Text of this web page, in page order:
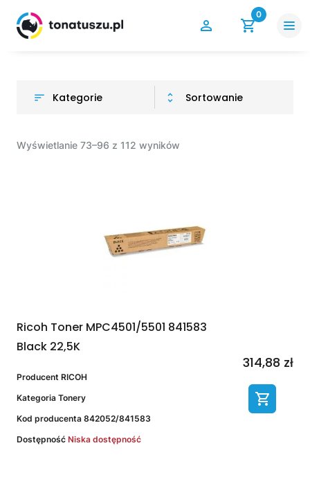
0
Kategorie Sortowanie
Wyświetlanie 73–96 z 112 wyników
Ricoh Toner MPC4501/5501 841583
Black 22,5K
Producent RICOH
Kategoria Tonery
Kod producenta 842052/841583
Dostępność Niska dostępność
314,88 zł